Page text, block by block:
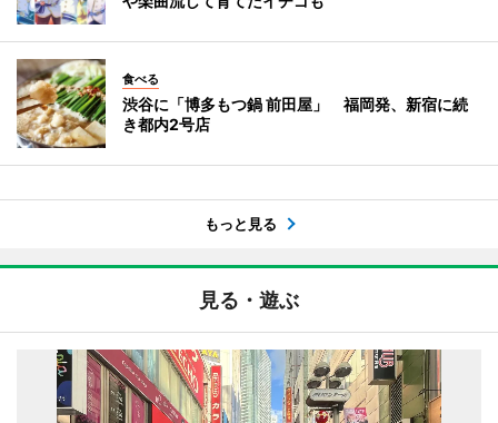
食べる
渋谷に「博多もつ鍋 前田屋」 福岡発、新宿に続
き都内2号店
もっと見る
見る・遊ぶ